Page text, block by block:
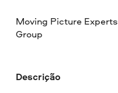
Moving Picture Experts
Group
Descrição